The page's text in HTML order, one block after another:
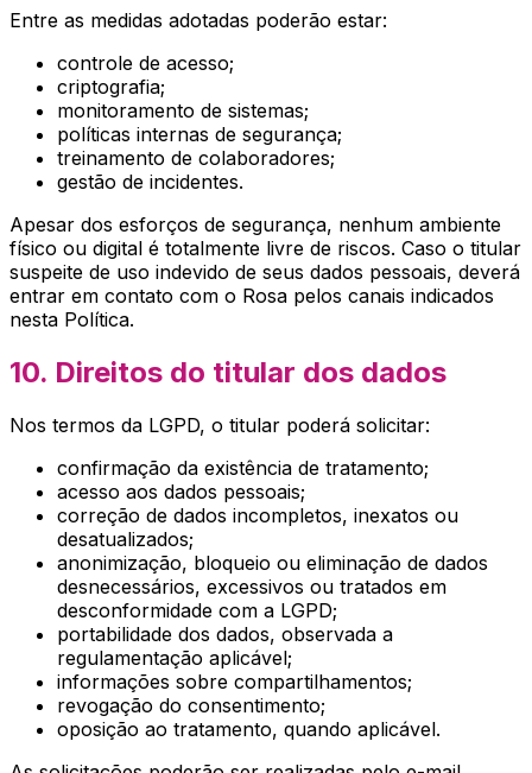
Entre as medidas adotadas poderão estar:
controle de acesso;
criptografia;
monitoramento de sistemas;
políticas internas de segurança;
treinamento de colaboradores;
gestão de incidentes.
Apesar dos esforços de segurança, nenhum ambiente
físico ou digital é totalmente livre de riscos. Caso o titular
suspeite de uso indevido de seus dados pessoais, deverá
entrar em contato com o Rosa pelos canais indicados
nesta Política.
10. Direitos do titular dos dados
Nos termos da LGPD, o titular poderá solicitar:
confirmação da existência de tratamento;
acesso aos dados pessoais;
correção de dados incompletos, inexatos ou
desatualizados;
anonimização, bloqueio ou eliminação de dados
desnecessários, excessivos ou tratados em
desconformidade com a LGPD;
portabilidade dos dados, observada a
regulamentação aplicável;
informações sobre compartilhamentos;
revogação do consentimento;
oposição ao tratamento, quando aplicável.